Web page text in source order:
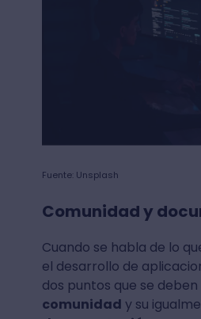
Fuente: Unsplash
Comunidad y
Cuando se habla de lo
el desarrollo de
dos puntos que se
comunidad y su